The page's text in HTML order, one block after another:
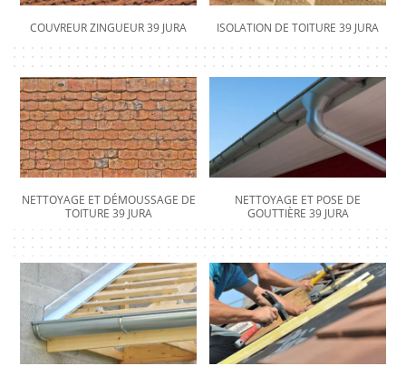
COUVREUR ZINGUEUR 39 JURA ISOLATION DE TOITURE 39 JURA
NETTOYAGE ET DÉMOUSSAGE DE
TOITURE 39 JURA
NETTOYAGE ET POSE DE
GOUTTIÈRE 39 JURA